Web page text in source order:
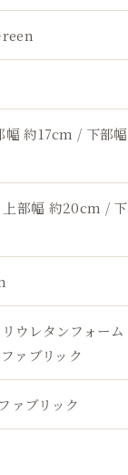
約17cm / 下部幅
部幅 約20cm / 下
ウレタンフォーム
ァブリック
ァブリック